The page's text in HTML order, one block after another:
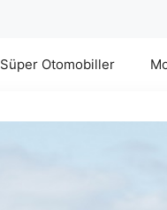
Süper Otomobiller